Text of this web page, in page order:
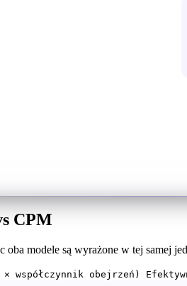
CPM
modele są wyrażone w tej samej
× współczynnik obejrzeń)